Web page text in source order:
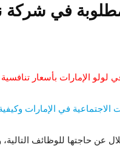
في شركة
لولو الإمارات بأسعار
الاجتماعية في الإمارات
عن حاجتها للوظائف